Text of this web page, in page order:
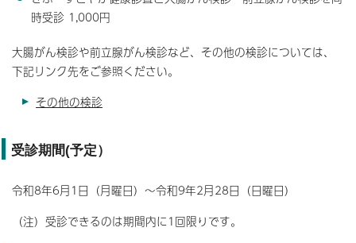
時受診 1,000円
大腸がん検診や前立腺がん検診など、その他の検診については、
下記リンク先をご参照ください。
その他の検診
受診期間(予定）
令和8年6月1日（月曜日）～令和9年2月28日（日曜日）
（注）受診できるのは期間内に1回限りです。